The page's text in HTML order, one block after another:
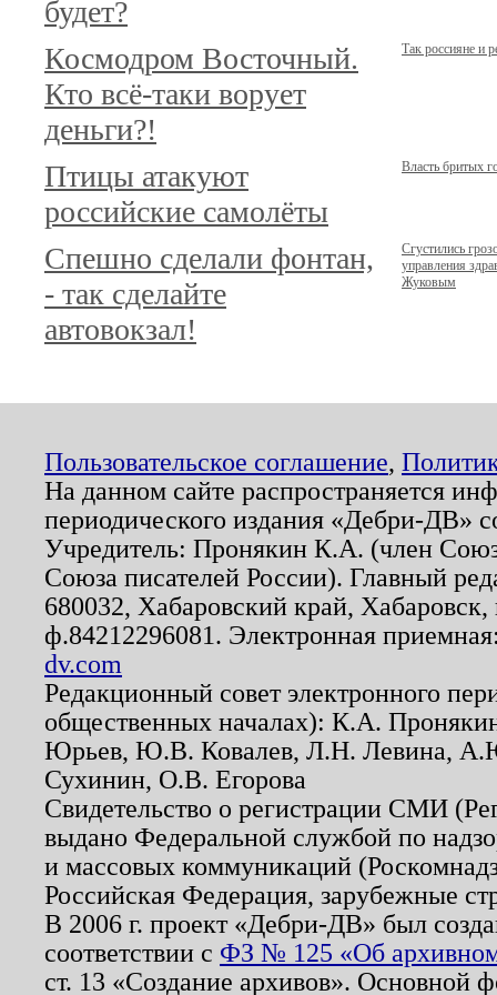
будет?
Космодром Восточный.
Кто всё-таки ворует
деньги?!
Так россияне и
Птицы атакуют
российские самолёты
Власть бритых
Спешно сделали фонтан,
- так сделайте
автовокзал!
Сгустились
управления
Жуковым
Пользовательское соглашение,
На данном сайте распространяется
периодического издания «Дебри-ДВ»
Учредитель: Пронякин К.А. (член
Союза писателей России). Главный
680032, Хабаровский край,
ф.84212296081. Электронная
dv.com
Редакционный совет электронного
общественных началах): К.А.
Юрьев, Ю.В. Ковалев, Л.Н. Левина,
Сухинин, О.В. Егорова
Свидетельство о регистрации СМИ
выдано Федеральной службой по
и массовых коммуникаций
Российская Федерация, зарубежные
В 2006 г. проект «Дебри-ДВ» был
соответствии с ФЗ № 125 «Об
ст. 13 «Создание архивов». Основной